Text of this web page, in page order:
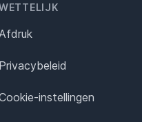
Afdruk
Privacybeleid
instellingen